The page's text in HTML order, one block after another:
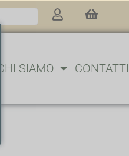
CHI SIAMO CONTATTI